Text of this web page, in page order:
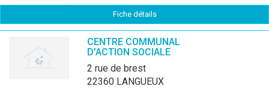
Fiche détails
CENTRE COMMUNAL
D'ACTION SOCIALE
2 rue de brest
22360 LANGUEUX